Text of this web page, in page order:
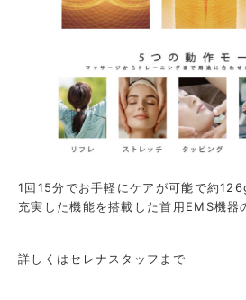
1回15分でお手軽にケアが可能で約
充実した機能を搭載した首用EMS機器
詳しくはセレナスタッフまで